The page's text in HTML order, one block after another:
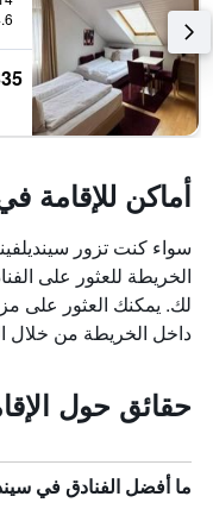
4.6 كيلومتر
أماكن للإقامة
سواء كنت تزور
الخريطة للعثور على
لك. يمكنك العثور على
داخل الخريطة من خلال
حقائق حول
ما أفضل الفنادق في